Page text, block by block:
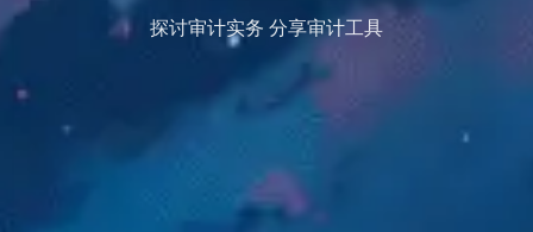
探讨审计实务 分享审计工具